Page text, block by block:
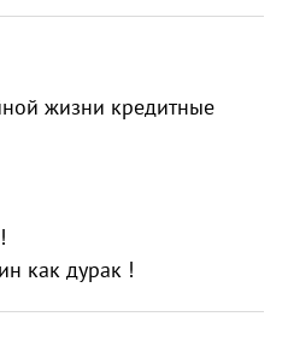
жизни кредитные
как дурак !